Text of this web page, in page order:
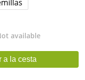
available
a la cesta